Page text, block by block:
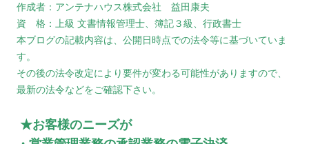
作成者：アンテナハウス株式会社 益田康夫
資 格：上級 文書情報管理士、簿記３級、行政書士
本ブログの記載内容は、公開日時点での法令等に基づいていま
す。
その後の法令改定により要件が変わる可能性がありますので、
最新の法令などをご確認下さい。
★お客様のニーズが